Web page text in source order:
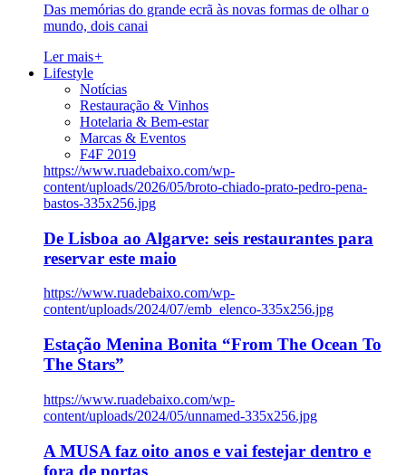
Das memórias do grande ecrã às novas formas de olhar o
mundo, dois canai
Ler mais+
Lifestyle
Notícias
Restauração & Vinhos
Hotelaria & Bem-estar
Marcas & Eventos
F4F 2019
https://www.ruadebaixo.com/wp-
content/uploads/2026/05/broto-chiado-prato-pedro-pena-
bastos-335x256.jpg
De Lisboa ao Algarve: seis restaurantes para
reservar este maio
https://www.ruadebaixo.com/wp-
content/uploads/2024/07/emb_elenco-335x256.jpg
Estação Menina Bonita “From The Ocean To
The Stars”
https://www.ruadebaixo.com/wp-
content/uploads/2024/05/unnamed-335x256.jpg
A MUSA faz oito anos e vai festejar dentro e
fora de portas